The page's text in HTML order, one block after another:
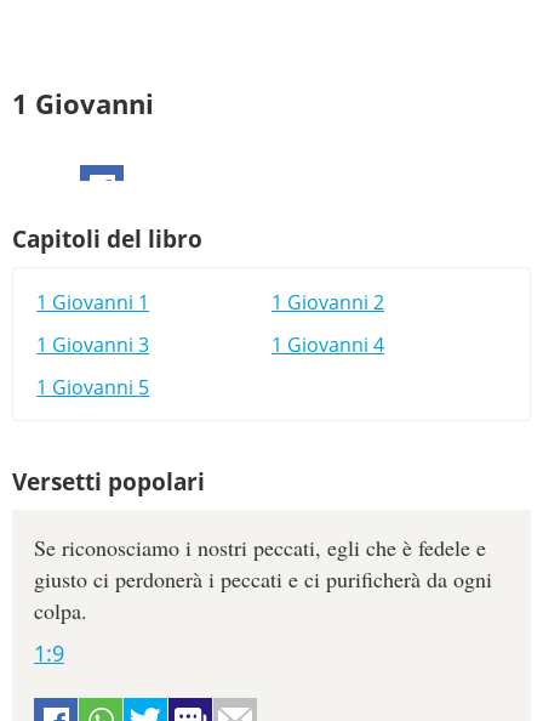
1 Giovanni
Capitoli del libro
1 Giovanni 1
1 Giovanni 2
1 Giovanni 3
1 Giovanni 4
1 Giovanni 5
Versetti popolari
Se riconosciamo i nostri peccati, egli che è fedele e
giusto ci perdonerà i peccati e ci purificherà da ogni
colpa.
1:9